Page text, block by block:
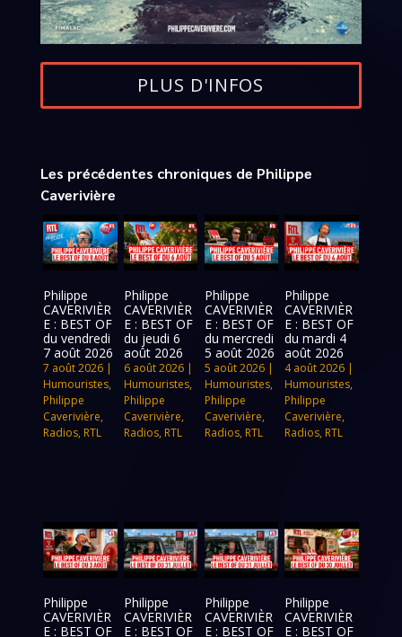
PLUS D'INFOS
Les précédentes chroniques de Philippe
Caverivière
Philippe
CAVERIVIÈR
E : BEST OF
du vendredi
7 août 2026
7 août 2026 |
Humouristes,
Philippe
Caverivière,
Radios, RTL
Philippe
CAVERIVIÈR
E : BEST OF
du jeudi 6
août 2026
6 août 2026|
Humouristes,
Philippe
Caverivière,
Radios, RTL
Philippe
CAVERIVIÈR
E : BEST OF
du mercredi
5 août 2026
5 août 2026|
Humouristes,
Philippe
Caverivière,
Radios, RTL
Philippe
CAVERIVIÈR
E : BEST OF
du mardi 4
août 2026
4 août 2026 |
Humouristes,
Philippe
Caverivière,
Radios, RTL
Philippe
CAVERIVIÈR
E : BEST OF
Philippe
CAVERIVIÈR
E : BEST OF
Philippe
CAVERIVIÈR
E : BEST OF
Philippe
CAVERIVIÈR
E : BEST OF